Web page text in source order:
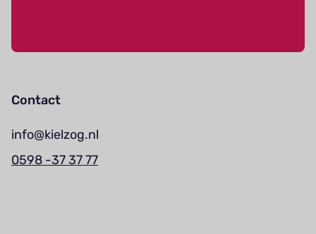
Contact
info@kielzog.nl
0598 -37 37 77